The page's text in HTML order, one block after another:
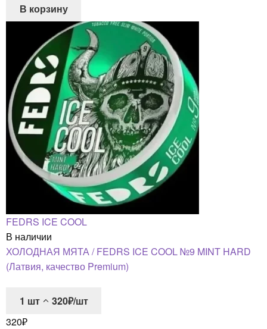
В корзину
FEDRS ICE COOL
В наличии
ХОЛОДНАЯ МЯТА / FEDRS ICE COOL №9 MINT HARD
(Латвия, качество Premium)
1 шт
320₽/шт
320₽